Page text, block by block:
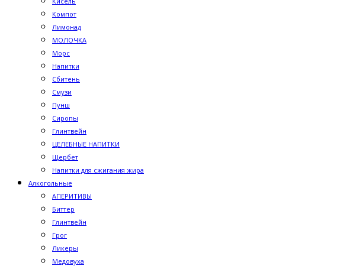
Компот
Лимонад
МОЛОЧКА
Морс
Напитки
Сбитень
Смузи
Пунш
Сиропы
Глинтвейн
ЦЕЛЕБНЫЕ НАПИТКИ
Щербет
Напитки для сжигания жира
Алкогольные
АПЕРИТИВЫ
Биттер
Глинтвейн
Грог
Ликеры
Медовуха